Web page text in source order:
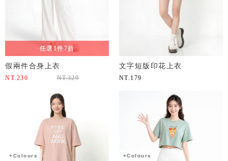
任選1件7折
假兩件合身上衣
NT. 230 NT.329
文字短版印花上衣
NT. 179
+Colours +Colours